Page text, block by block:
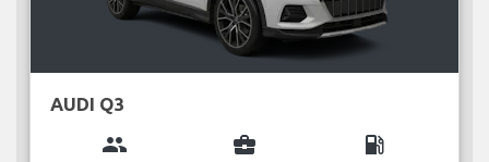
AUDI Q3
group business_center local_gas_station